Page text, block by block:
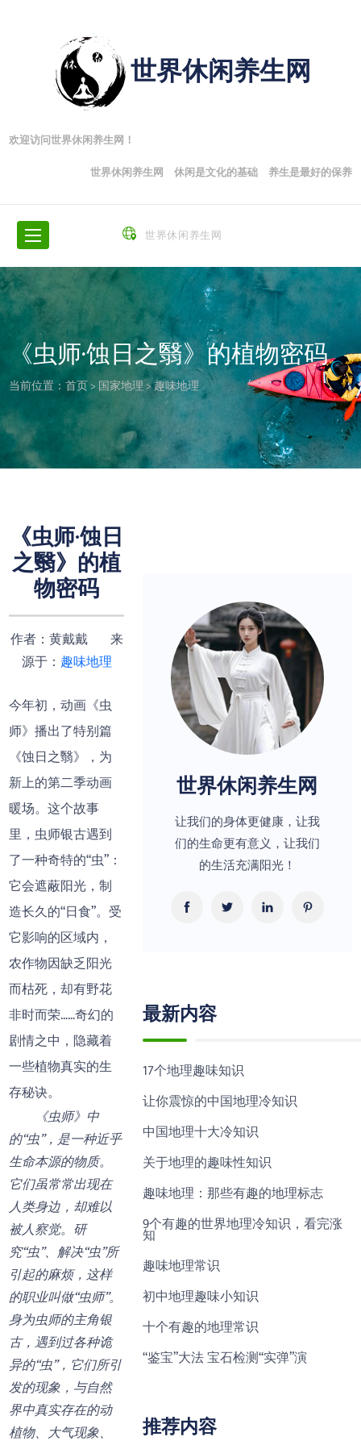
世界休闲养生网
欢迎访问世界休闲养生网！
世界休闲养生网 休闲是文化的基础 养生是最好的保养
世界休闲养生网
《虫师·蚀日之翳》的植物密码
当前位置：首页> 国家地理>趣味地理
《虫师·蚀日
之翳》的植
物密码
作者：黄戴戴 来
源于： 趣味地理
今年初，动画《虫
师》播出了特别篇
《蚀日之翳》，为
新上的第二季动画
暖场。这个故事
里，虫师银古遇到
了一种奇特的“虫”：
它会遮蔽阳光，制
造长久的“日食”。受
它影响的区域内，
农作物因缺乏阳光
而枯死，却有野花
非时而荣……奇幻的
剧情之中，隐藏着
一些植物真实的生
存秘诀。
《虫师》中
的“虫”，是一种近乎
生命本源的物质。
它们虽常常出现在
人类身边，却难以
被人察觉。研
究“虫”、解决“虫”所
引起的麻烦，这样
的职业叫做“虫师”。
身为虫师的主角银
古，遇到过各种诡
异的“虫”，它们所引
发的现象，与自然
界中真实存在的动
植物、大气现象、
世界休闲养生网
让我们的身体更健康，让我
们的生命更有意义，让我们
的生活充满阳光！
最新内容
17个地理趣味知识
让你震惊的中国地理冷知识
中国地理十大冷知识
关于地理的趣味性知识
趣味地理：那些有趣的地理标志
9个有趣的世界地理冷知识，看完涨
知
趣味地理常识
初中地理趣味小知识
十个有趣的地理常识
“鉴宝”大法 宝石检测“实弹”演
推荐内容